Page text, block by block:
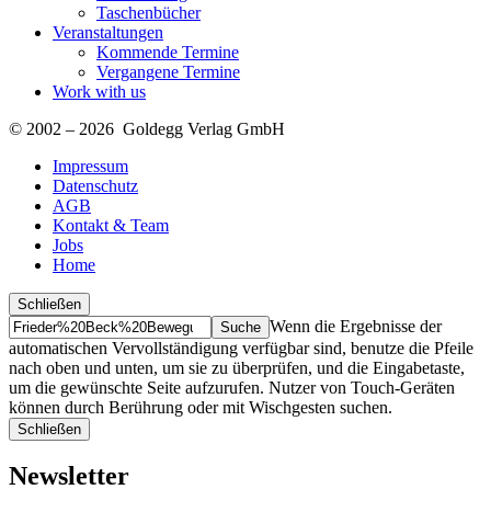
Taschenbücher
Veranstaltungen
Kommende Termine
Vergangene Termine
Work with us
© 2002 – 2026 Goldegg Verlag GmbH
Impressum
Datenschutz
AGB
Kontakt & Team
Jobs
Home
Schließen
Suche
Finde
…
Wenn die Ergebnisse der
automatischen Vervollständigung verfügbar sind, benutze die Pfeile
nach oben und unten, um sie zu überprüfen, und die Eingabetaste,
um die gewünschte Seite aufzurufen. Nutzer von Touch-Geräten
können durch Berührung oder mit Wischgesten suchen.
Schließen
Newsletter